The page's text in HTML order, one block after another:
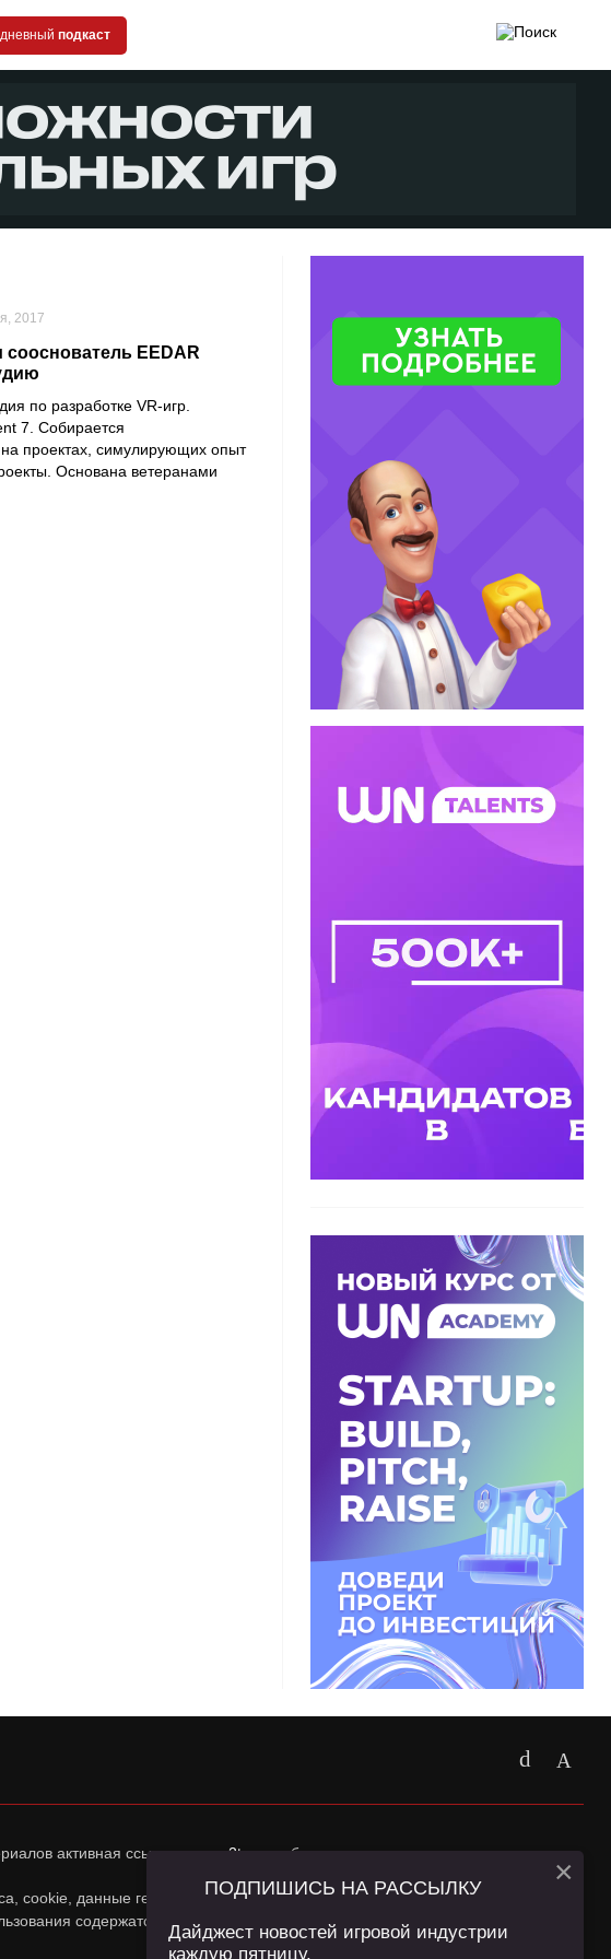
подкаст
2017
сооснователь EEDAR
по разработке VR-игр.
7. Собирается
проектах, симулирующих опыт
Основана ветеранами
активная ссылка наapp2top.ruобязательна.
cookie, данные геолокации Пользователей сайта и сервис «Яндекс
содержатся в
Политике конфиденциальностии
ПОДПИШИСЬ НА РАССЫЛКУ
Дайджест новостей игровой индустрии
каждую пятницу.
×